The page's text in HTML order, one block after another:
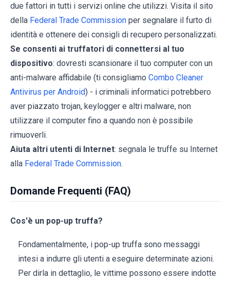
due fattori in tutti i servizi online che utilizzi. Visita il sito
della Federal Trade Commission per segnalare il furto di
identità e ottenere dei consigli di recupero personalizzati.
Se consenti ai truffatori di connettersi al tuo
dispositivo: dovresti scansionare il tuo computer con un
anti-malware affidabile (ti consigliamo Combo Cleaner
Antivirus per Android) - i criminali informatici potrebbero
aver piazzato trojan, keylogger e altri malware, non
utilizzare il computer fino a quando non è possibile
rimuoverli.
Aiuta altri utenti di Internet: segnala le truffe su Internet
alla Federal Trade Commission.
Domande Frequenti (FAQ)
Cos'è un pop-up truffa?
Fondamentalmente, i pop-up truffa sono messaggi
intesi a indurre gli utenti a eseguire determinate azioni.
Per dirla in dettaglio, le vittime possono essere indotte